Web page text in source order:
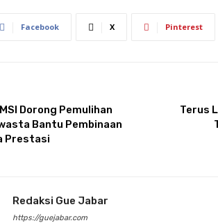
Facebook X Pinterest
Dorong Pemulihan
Bantu Pembinaan
Prestasi
Terus
Redaksi Gue Jabar
https://guejabar.com